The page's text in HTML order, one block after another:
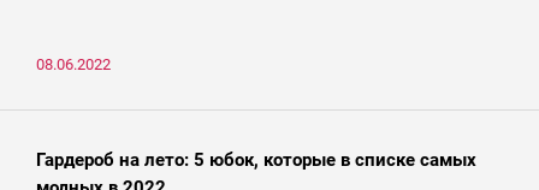
08.06.2022
Гардероб на лето: 5 юбок, которые в списке самых